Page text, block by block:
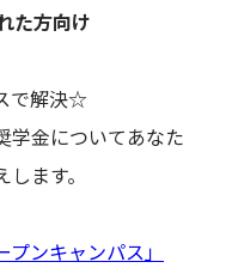
た方向け
で解決☆
学金についてあなた
ます。
プンキャンパス」